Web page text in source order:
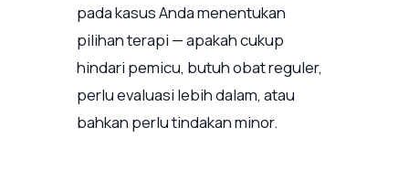
pada kasus Anda menentukan
pilihan terapi — apakah cukup
hindari pemicu, butuh obat reguler,
perlu evaluasi lebih dalam, atau
bahkan perlu tindakan minor.